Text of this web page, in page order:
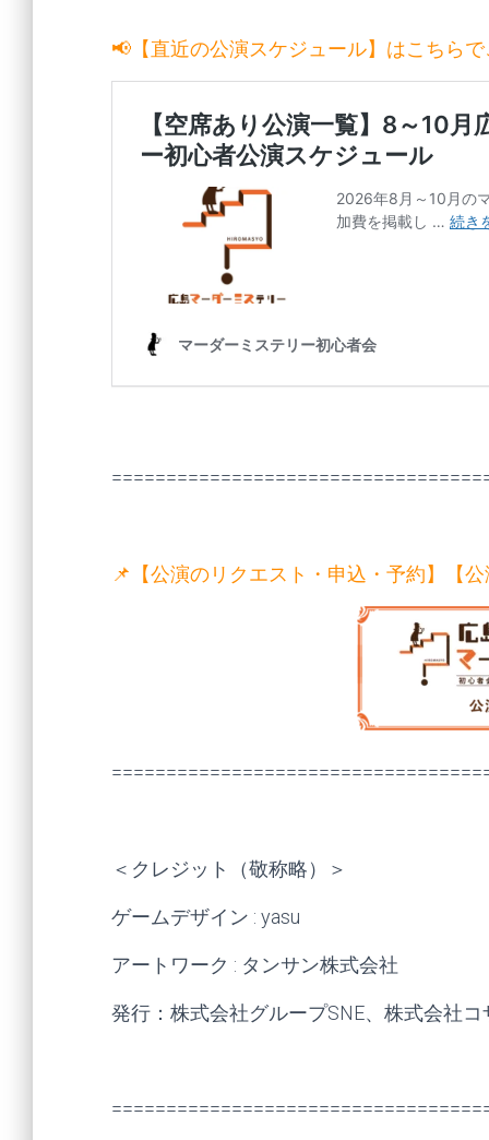
📢【直近の公演スケジュール】はこちらで
📌【公演のリクエスト・申込・予約】【
＜クレジット（敬称略）＞
ゲームデザイン : yasu
アートワーク : タンサン株式会社
発行：株式会社グループSNE、株式会社コ